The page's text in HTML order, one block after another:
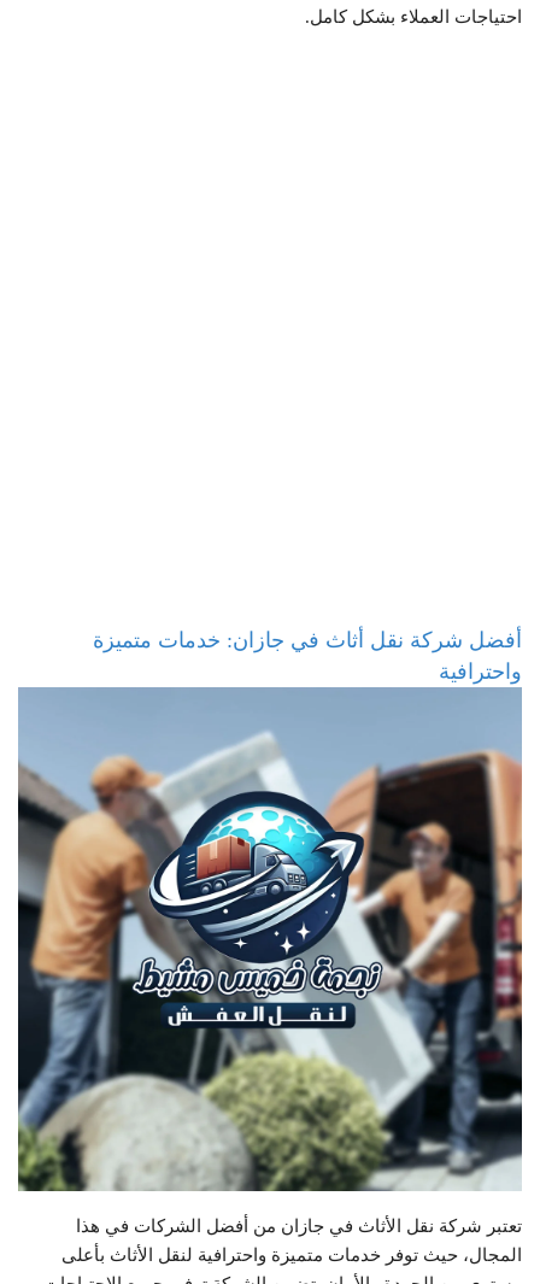
احتياجات العملاء بشكل كامل.
أفضل شركة نقل أثاث في جازان: خدمات متميزة
واحترافية
تعتبر شركة نقل الأثاث في جازان من أفضل الشركات في هذا
المجال، حيث توفر خدمات متميزة واحترافية لنقل الأثاث بأعلى